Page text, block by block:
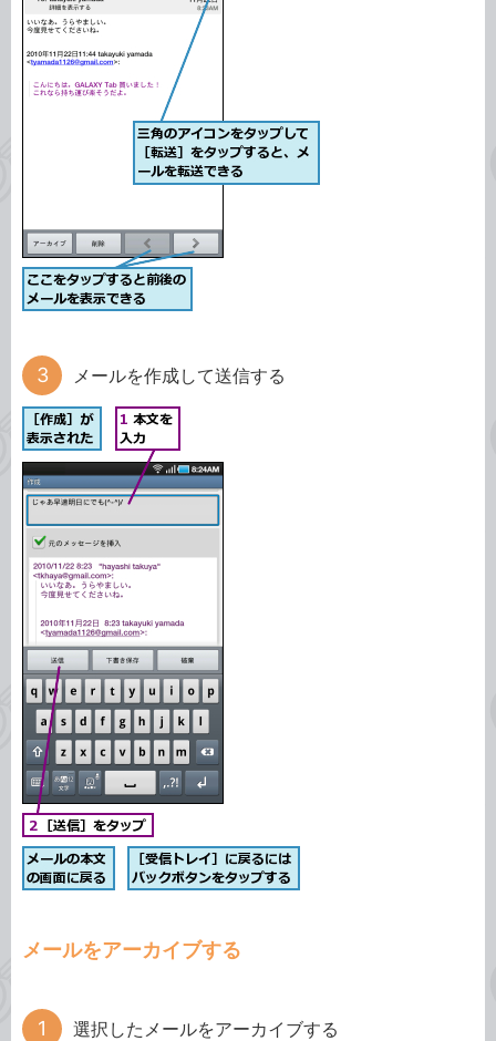
メールを作成して送信する
メールをアーカイブする
選択したメールをアーカイブする